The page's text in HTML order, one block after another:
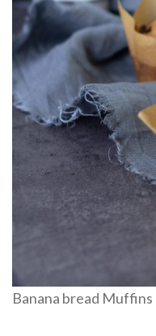
Banana bread Muffins